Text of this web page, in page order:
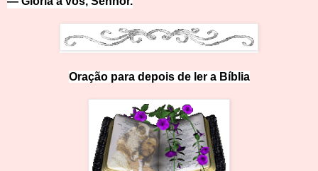
Oraçãopara depois de er a Bíblia